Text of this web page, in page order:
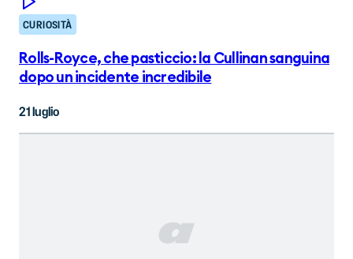
CURIOSITÀ
Rolls-Royce, che pasticcio: la Cullinan sanguina
dopo un incidente incredibile
21 luglio